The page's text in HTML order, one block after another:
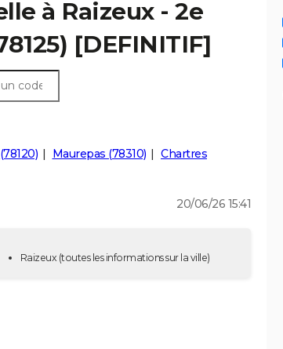
à Raizeux - 2e
[DEFINITIF]
Maurepas (78310)
Chartres
20/06/26 15:41
Raizeux (toutes les informations sur la ville)